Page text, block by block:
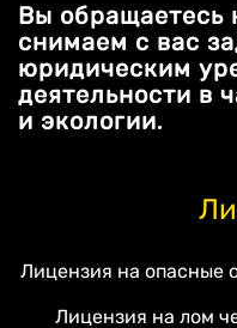
Вы обращаетесь
снимаем с вас
юридическим
деятельности в
и экологии.
Лицензия на опасные
Лицензия на лом